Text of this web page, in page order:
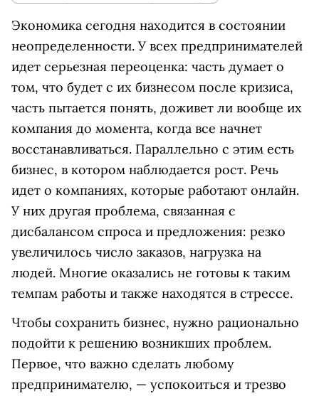
Экономика сегодня находится в состоянии
неопределенности. У всех предпринимателей
идет серьезная переоценка: часть думает о
том, что будет с их бизнесом после кризиса,
часть пытается понять, доживет ли вообще их
компания до момента, когда все начнет
восстанавливаться. Параллельно с этим есть
бизнес, в котором наблюдается рост. Речь
идет о компаниях, которые работают онлайн.
У них другая проблема, связанная с
дисбалансом спроса и предложения: резко
увеличилось число заказов, нагрузка на
людей. Многие оказались не готовы к таким
темпам работы и также находятся в стрессе.
Чтобы сохранить бизнес, нужно рационально
подойти к решению возникших проблем.
Первое, что важно сделать любому
предпринимателю, — успокоиться и трезво